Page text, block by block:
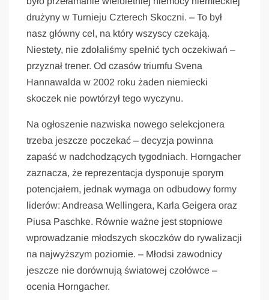
drużyny w Turnieju Czterech Skoczni. – To był
nasz główny cel, na który wszyscy czekają.
Niestety, nie zdołaliśmy spełnić tych oczekiwań –
przyznał trener. Od czasów triumfu Svena
Hannawalda w 2002 roku żaden niemiecki
skoczek nie powtórzył tego wyczynu.
Na ogłoszenie nazwiska nowego selekcjonera
trzeba jeszcze poczekać – decyzja powinna
zapaść w nadchodzących tygodniach. Horngacher
zaznacza, że reprezentacja dysponuje sporym
potencjałem, jednak wymaga on odbudowy formy
liderów: Andreasa Wellingera, Karla Geigera oraz
Piusa Paschke. Równie ważne jest stopniowe
wprowadzanie młodszych skoczków do rywalizacji
na najwyższym poziomie. – Młodsi zawodnicy
jeszcze nie dorównują światowej czołówce –
ocenia Horngacher.